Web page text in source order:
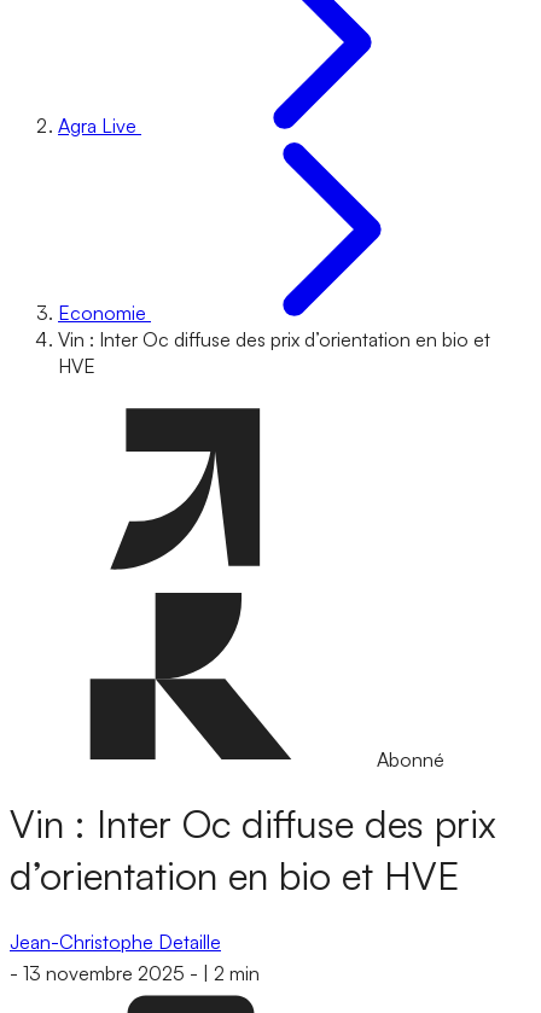
Agra Live
Economie
Vin : Inter Oc diffuse des prix d’orientation en bio et
HVE
Abonné
Vin : Inter Oc diffuse des prix
d’orientation en bio et HVE
Jean-Christophe Detaille
- 13 novembre 2025 - 2 min